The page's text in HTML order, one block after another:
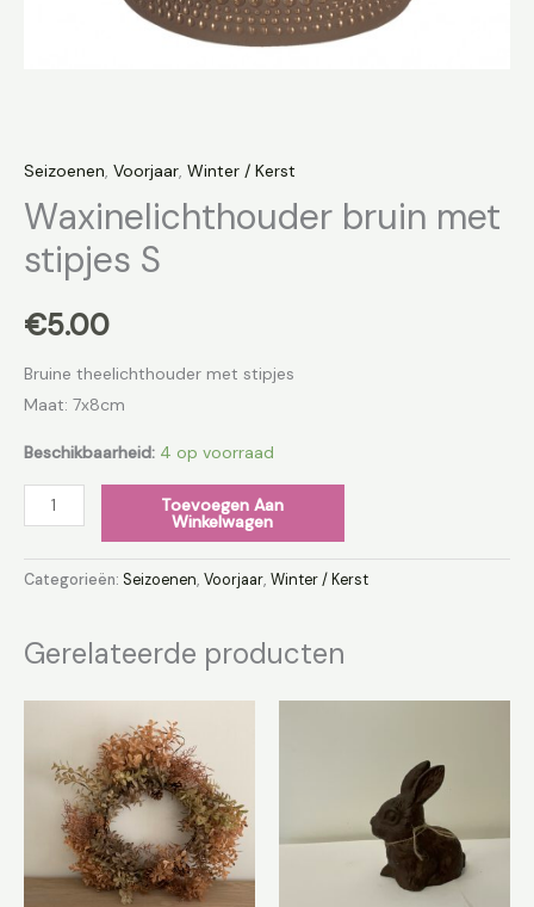
Seizoenen, Voorjaar, Winter / Kerst
Waxinelichthouder bruin met
stipjes S
€5.00
Bruine theelichthouder met stipjes
Maat: 7x8cm
Beschikbaarheid: 4 op voorraad
Toevoegen Aan
Winkelwagen
Categorieën: Seizoenen, Voorjaar, Winter / Kerst
Gerelateerde producten